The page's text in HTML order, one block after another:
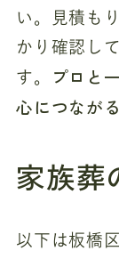
い。見積も
かり確認し
す。
プロと
心につながる
家族葬
以下は板橋